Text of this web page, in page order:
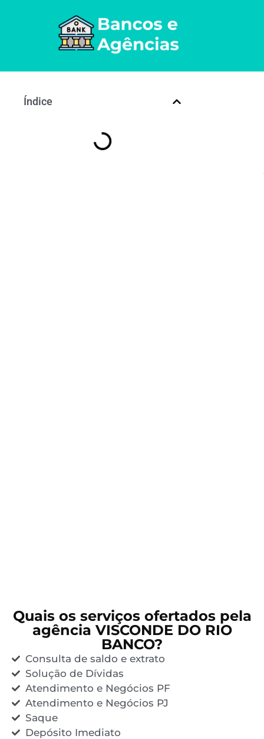
Índice
Quais os serviços ofertados pela
agência VISCONDE DO RIO
BANCO?
Consulta de saldo e extrato
Solução de Dívidas
Atendimento e Negócios PF
Atendimento e Negócios PJ
Saque
Depósito Imediato